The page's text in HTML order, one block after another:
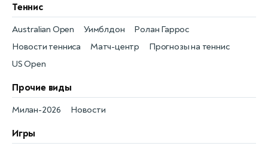
Теннис
Новости тенниса
Australian Open
Матч-центр
Уимблдон
Прогнозы на теннис
Ролан Гаррос
US Open
Прочие виды
Новости
Милан-2026
Игры